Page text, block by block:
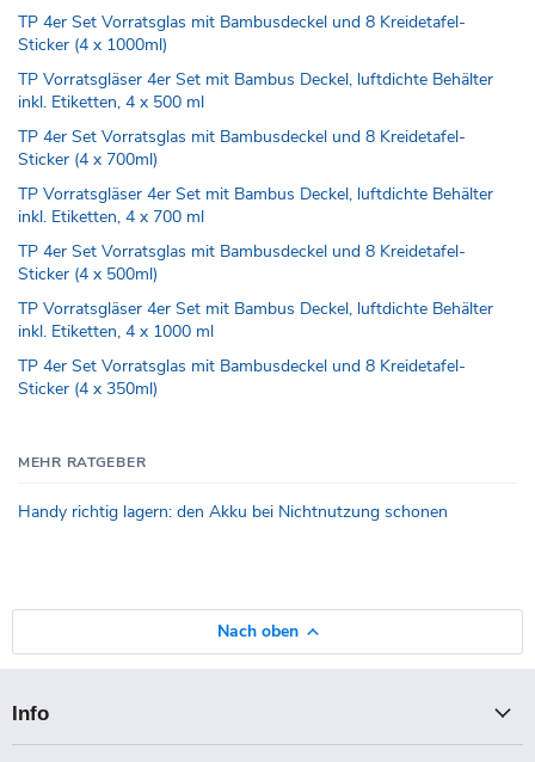
TP 4er Set Vorratsglas mit Bambusdeckel und 8 Kreidetafel-
Sticker (4 x 1000ml)
TP Vorratsgläser 4er Set mit Bambus Deckel, luftdichte Behälter
inkl. Etiketten, 4 x 500 ml
TP 4er Set Vorratsglas mit Bambusdeckel und 8 Kreidetafel-
Sticker (4 x 700ml)
TP Vorratsgläser 4er Set mit Bambus Deckel, luftdichte Behälter
inkl. Etiketten, 4 x 700 ml
TP 4er Set Vorratsglas mit Bambusdeckel und 8 Kreidetafel-
Sticker (4 x 500ml)
TP Vorratsgläser 4er Set mit Bambus Deckel, luftdichte Behälter
inkl. Etiketten, 4 x 1000 ml
TP 4er Set Vorratsglas mit Bambusdeckel und 8 Kreidetafel-
Sticker (4 x 350ml)
MEHR RATGEBER
Handy richtig lagern: den Akku bei Nichtnutzung schonen
Nach oben
Info